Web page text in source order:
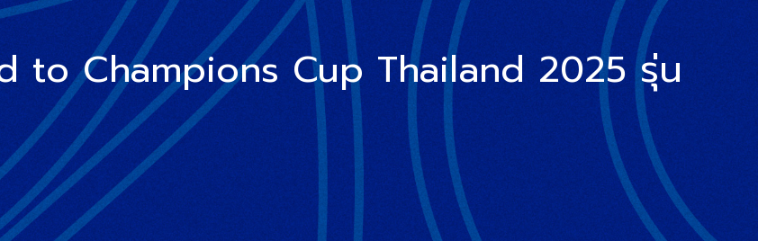
to Champions Cup Thailand 2025 รุ่น